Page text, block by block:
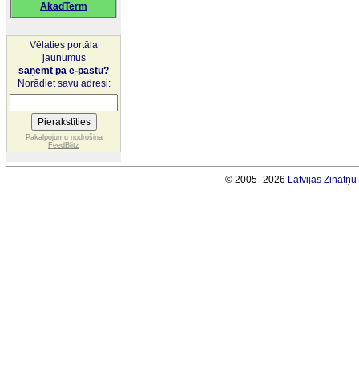
AkadTerm
Vēlaties portāla
jaunumus
saņemt pa e-pastu?
Norādiet savu adresi:
Pakalpojumu nodrošina
FeedBlitz
© 2005–2026 Latvijas